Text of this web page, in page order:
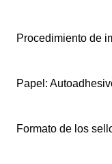
Procedimiento de
Papel:
Formato de los